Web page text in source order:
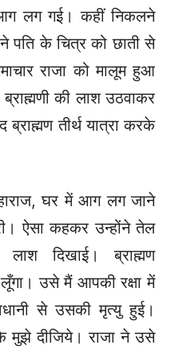
लग गई। कहीं निकलने
पति के चित्र को छाती से
राजा को मालूम हुआ
की लाश उठवाकर
तीर्थ यात्रा करके
घर में आग लग जाने
ऐसा कहकर उन्होंने तेल
दिखाई। ब्राह्मण
लूँगा। उसे मैं आपकी रक्षा में
से उसकी मृत्यु हुई।
मुझे दीजिये। राजा ने उसे